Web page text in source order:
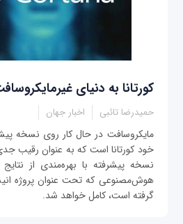
کورتانا به دنیای
حمیدرضا تائبی اخبار جهان
مایکروسافت در حال کار روی نسخه
نسخه پیشرفته با بهره‌مندی از
هوش‌مصنوعی که تحت عنوان پروژه
گرفته است، کامل خواهد شد.